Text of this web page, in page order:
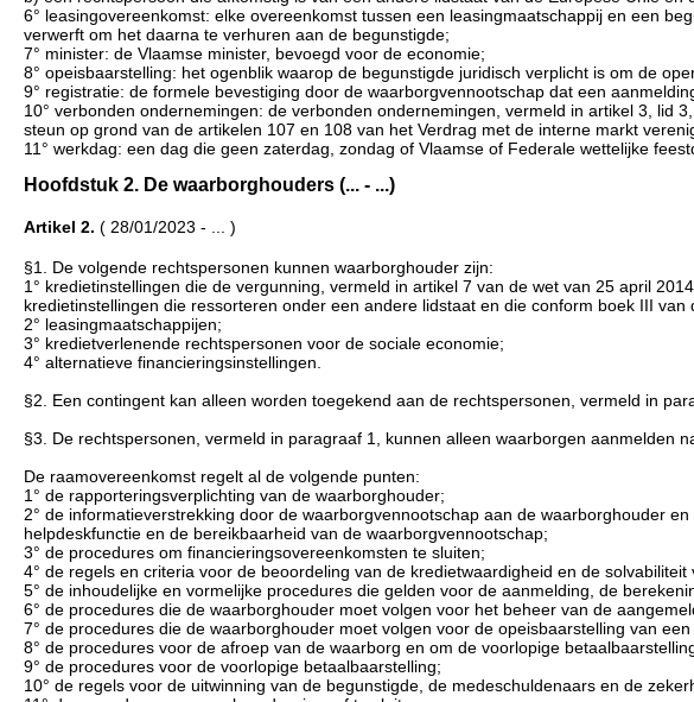
6° leasingovereenkomst: elke overeenkomst tussen een leasingmaatschappij en een
verwerft om het daarna te verhuren aan de begunstigde;
7° minister: de Vlaamse minister, bevoegd voor de economie;
8° opeisbaarstelling: het ogenblik waarop de begunstigde juridisch verplicht is om de
9° registratie: de formele bevestiging door de waarborgvennootschap dat een
10° verbonden ondernemingen: de verbonden ondernemingen, vermeld in artikel 3, lid
steun op grond van de artikelen 107 en 108 van het Verdrag met de interne markt
11° werkdag: een dag die geen zaterdag, zondag of Vlaamse of Federale wettelijke
Hoofdstuk 2. De waarborghouders (... - ...)
Artikel 2. ( 28/01/2023 - ... )
§1. De volgende rechtspersonen kunnen waarborghouder zijn:
1° kredietinstellingen die de vergunning, vermeld in artikel 7 van de wet van 25 april
kredietinstellingen die ressorteren onder een andere lidstaat en die conform boek III
2° leasingmaatschappijen;
3° kredietverlenende rechtspersonen voor de sociale economie;
4° alternatieve financieringsinstellingen.
§2. Een contingent kan alleen worden toegekend aan de rechtspersonen, vermeld in
§3. De rechtspersonen, vermeld in paragraaf 1, kunnen alleen waarborgen aanmelden
De raamovereenkomst regelt al de volgende punten:
1° de rapporteringsverplichting van de waarborghouder;
2° de informatieverstrekking door de waarborgvennootschap aan de waarborghouder
helpdeskfunctie en de bereikbaarheid van de waarborgvennootschap;
3° de procedures om financieringsovereenkomsten te sluiten;
4° de regels en criteria voor de beoordeling van de kredietwaardigheid en de solvabiliteit
5° de inhoudelijke en vormelijke procedures die gelden voor de aanmelding, de
6° de procedures die de waarborghouder moet volgen voor het beheer van de
7° de procedures die de waarborghouder moet volgen voor de opeisbaarstelling van
8° de procedures voor de afroep van de waarborg en om de voorlopige
9° de procedures voor de voorlopige betaalbaarstelling;
10° de regels voor de uitwinning van de begunstigde, de medeschuldenaars en de